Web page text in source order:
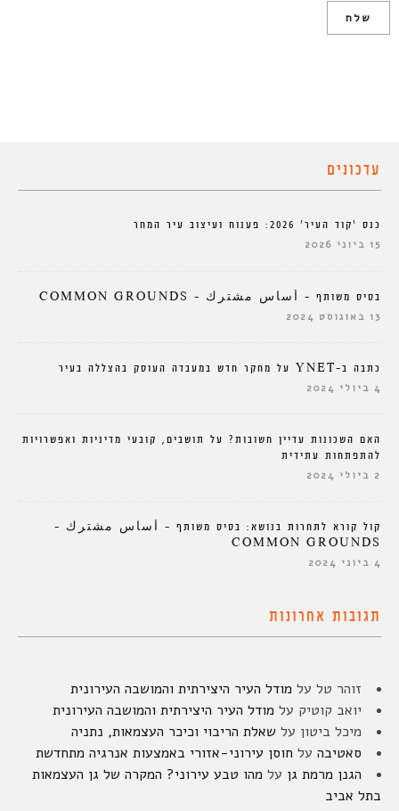
עדכונים
כנס ‘קוד העיר’ 2026: פענוח ועיצוב עיר המחר
15 ביוני 2026
בסיס משותף – أساس مشترك – COMMON GROUNDS
13 באוגוסט 2024
כתבה ב-YNET על מחקר חדש במעבדה העוסק בהצללה בעיר
4 ביולי 2024
האם השכונות עדיין חשובות? על תושבים, קובעי מדיניות ואפשרויות
להתפתחות עתידית
2 ביולי 2024
קול קורא לתחרות בנושא: בסיס משותף – أساس مشترك –
COMMON GROUNDS
4 ביוני 2024
תגובות אחרונות
זוהר טל על מודל העיר היצירתית והמושבה העירונית
יואב קוטיק על מודל העיר היצירתית והמושבה העירונית
מיכל ביטון על שאלת הריבוי וכיכר העצמאות, נתניה
סאטיבה על חוסן עירוני-אזורי באמצעות אנרגיה מתחדשת
הגנן מרמת גן על מהו טבע עירוני? המקרה של גן העצמאות
בתל אביב